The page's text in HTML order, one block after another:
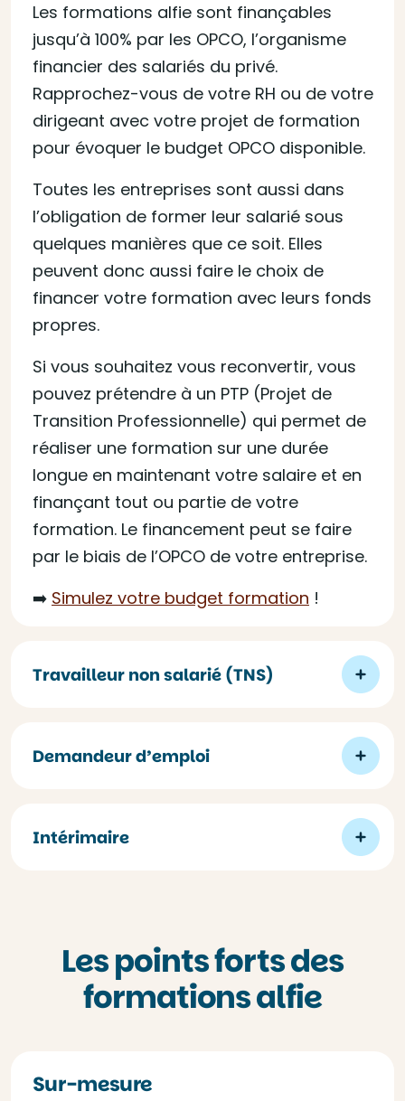
Les formations alfie sont finançables
jusqu’à 100% par les OPCO, l’organisme
financier des salariés du privé.
Rapprochez-vous de votre RH ou de votre
dirigeant avec votre projet de formation
pour évoquer le budget OPCO disponible.
Toutes les entreprises sont aussi dans
l’obligation de former leur salarié sous
quelques manières que ce soit. Elles
peuvent donc aussi faire le choix de
financer votre formation avec leurs fonds
propres.
Si vous souhaitez vous reconvertir, vous
pouvez prétendre à un PTP (Projet de
Transition Professionnelle) qui permet de
réaliser une formation sur une durée
longue en maintenant votre salaire et en
finançant tout ou partie de votre
formation. Le financement peut se faire
par le biais de l’OPCO de votre entreprise.
➡️ Simulez votre budget formation !
Travailleur non salarié (TNS)
Demandeur d’emploi
Intérimaire
Les points forts des
formations alfie
Sur-mesure